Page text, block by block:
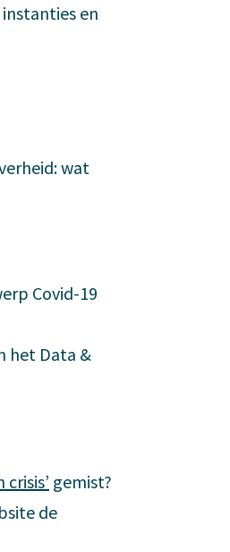
en
wat
Covid-19
het Data &
gemist?
de